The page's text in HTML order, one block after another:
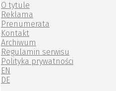
O tytule
Reklama
Prenumerata
Kontakt
Archiwum
Regulamin serwisu
Polityka prywatności
EN
DE